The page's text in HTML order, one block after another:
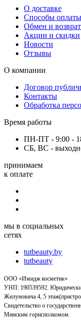
О доставке
Способы оплаты
Обмен и возврат
Акции и скидки
Новости
Отзывы
О компании
Договор
Контакты
Обработка
Время работы
ПН-ПТ - 9:00 -
СБ, ВС -
принимаем
к оплате
мы в социальных
сетях
tutbeauty.by
tutbeauty
ООО «Имидж косметик»
УНП: 190539592.
Жилуновича 4, 5
Свидетельство о
Минским горисполкомом.